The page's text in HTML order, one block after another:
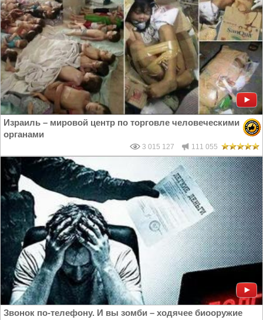
Израиль – мировой центр по торговле человеческими
органами
3 015 127 111 055
Звонок по-телефону. И вы зомби – ходячее биооружие